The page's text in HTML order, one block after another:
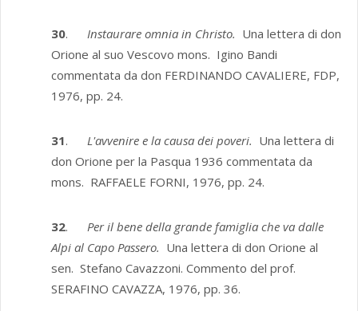
30. Instaurare omnia in Christo. Una lettera di don
Orione al suo Vescovo mons. Igino Bandi
commentata da don FERDINANDO CAVALIERE, FDP,
1976, pp. 24.
31. L'avvenire e la causa dei poveri. Una lettera di
don Orione per la Pasqua 1936 commentata da
mons. RAFFAELE FORNI, 1976, pp. 24.
32. Per il bene della grande famiglia che va dalle
Alpi al Capo Passero. Una lettera di don Orione al
sen. Stefano Cavazzoni. Commento del prof.
SERAFINO CAVAZZA, 1976, pp. 36.